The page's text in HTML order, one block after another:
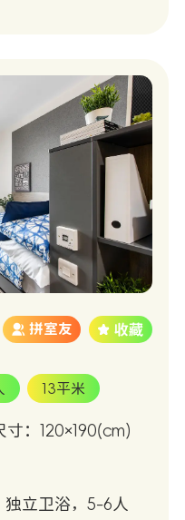
拼室友
13平米
寸：120×190(cm)
立卫浴，5-6人